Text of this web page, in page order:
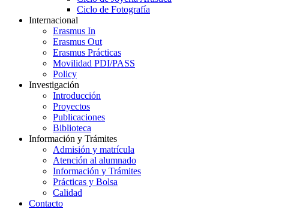
Ciclo de Fotografía
Internacional
Erasmus In
Erasmus Out
Erasmus Prácticas
Movilidad PDI/PASS
Policy
Investigación
Introducción
Proyectos
Publicaciones
Biblioteca
Información y Trámites
Admisión y matrícula
Atención al alumnado
Información y Trámites
Prácticas y Bolsa
Calidad
Contacto